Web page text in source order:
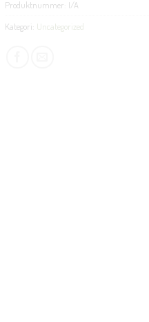
Produktnummer: I/A
Kategori: Uncategorized